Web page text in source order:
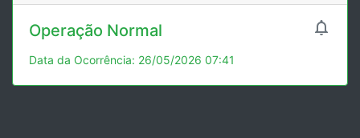

Operação Normal
Data da Ocorrência: 26/05/2026 07:41